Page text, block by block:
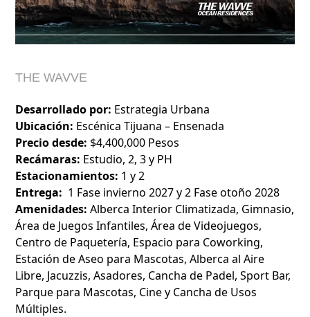
THE WAVVE
Desarrollado por: Estrategia Urbana
Ubicación: Escénica Tijuana – Ensenada
Precio desde: $4,400,000 Pesos
Recámaras: Estudio, 2, 3 y PH
Estacionamientos: 1 y 2
Entrega: 1 Fase invierno 2027 y 2 Fase otoño 2028
Amenidades: Alberca Interior Climatizada, Gimnasio,
Área de Juegos Infantiles, Área de Videojuegos,
Centro de Paquetería, Espacio para Coworking,
Estación de Aseo para Mascotas, Alberca al Aire
Libre, Jacuzzis, Asadores, Cancha de Padel, Sport Bar,
Parque para Mascotas, Cine y Cancha de Usos
Múltiples.